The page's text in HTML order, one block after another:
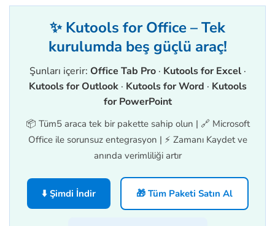
✨ Kutools for Office – Tek
kurulumda beş güçlü araç!
Şunları içerir: Office Tab Pro· Kutools for Excel·
Kutools for Outlook· Kutools for Word · Kutools
for PowerPoint
📦 Tüm5 araca tek bir pakette sahip olun | 🔗 Microsoft
Office ile sorunsuz entegrasyon | ⚡ Zamanı Kaydet ve
anında verimliliği artır
⬇️ Şimdi İndir 🎁 Tüm Paketi Satın Al